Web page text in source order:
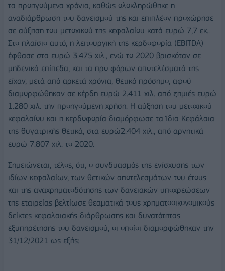
τα προηγούμενα χρόνια, καθώς ολοκληρώθηκε η
αναδιάρθρωση του δανεισμού της και επιπλέον προχώρησε
σε αύξηση του μετοχικού της κεφαλαίου κατά ευρώ 7,7 εκ..
Στο πλαίσιο αυτό, η λειτουργική της κερδοφορία (EBITDA)
έφθασε στα ευρώ 3.475 χιλ., ενώ το 2020 βρισκόταν σε
μηδενικά επίπεδα, και τα προ φόρων αποτελέσματά της
είχαν, μετά από αρκετά χρόνια, θετικό πρόσημο, αφού
διαμορφώθηκαν σε κέρδη ευρώ 2.411 χιλ. από ζημιές ευρώ
1.280 χιλ. την προηγούμενη χρήση. Η αύξηση του μετοχικού
κεφαλαίου και η κερδοφορία διαμόρφωσε τα Ίδια Κεφάλαια
της θυγατρικής θετικά, στα ευρώ2.404 χιλ., από αρνητικά
ευρώ 7.807 χιλ. το 2020.
Σημειώνεται, τέλος, ότι, ο συνδυασμός της ενίσχυσης των
ιδίων κεφαλαίων, των θετικών αποτελεσμάτων του έτους
και της αναχρηματοδότησης των δανειακών υποχρεώσεων
της εταιρείας βελτίωσε θεαματικά τους χρηματοοικονομικούς
δείκτες κεφαλαιακής διάρθρωσης και δυνατότητας
εξυπηρέτησης του δανεισμού, οι οποίοι διαμορφώθηκαν την
31/12/2021 ως εξής: